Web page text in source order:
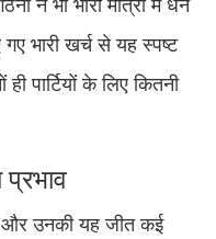
भारी खर्च से यह स्पष्ट
पार्टियों के लिए कितनी
प्रभाव
उनकी यह जीत कई